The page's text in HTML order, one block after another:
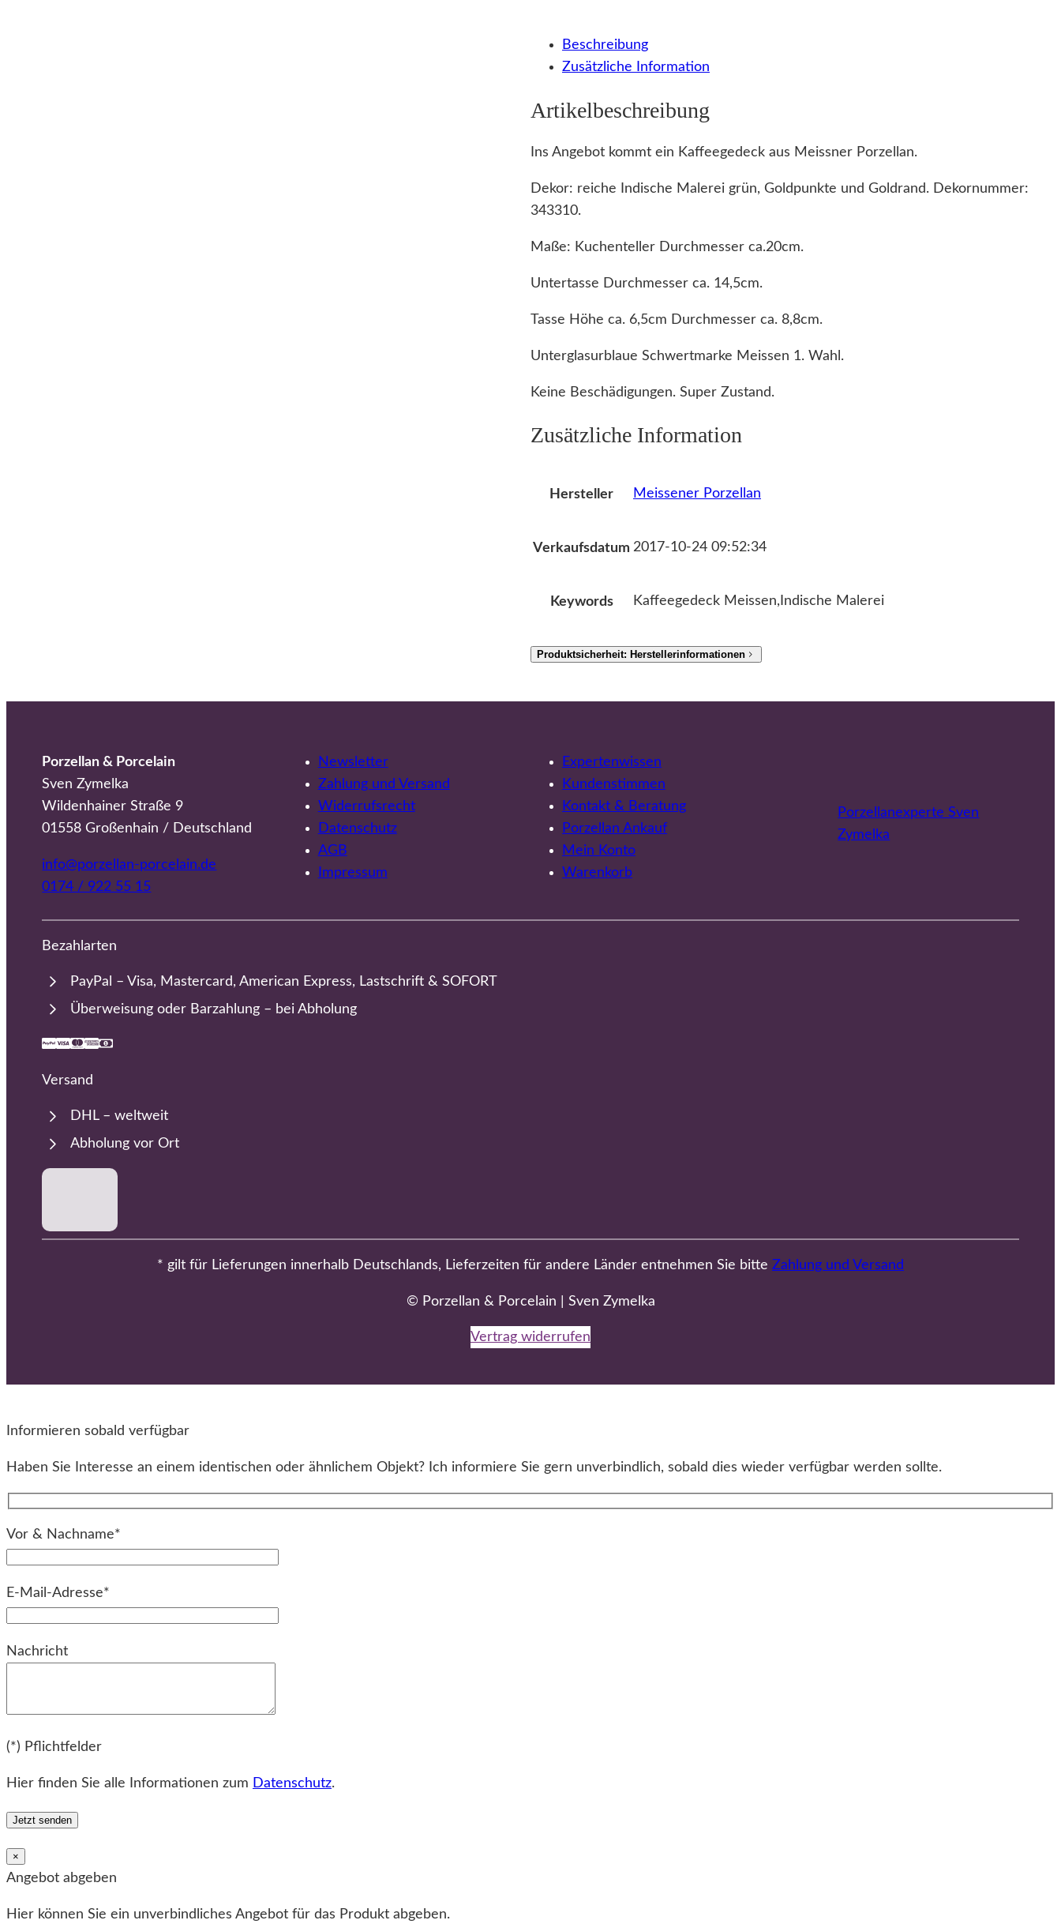
Beschreibung
Zusätzliche Information
Artikelbeschreibung
Ins Angebot kommt ein Kaffeegedeck aus Meissner Porzellan.
Dekor: reiche Indische Malerei grün, Goldpunkte und Goldrand. Dekornummer:
343310.
Maße: Kuchenteller Durchmesser ca.20cm.
Untertasse Durchmesser ca. 14,5cm.
Tasse Höhe ca. 6,5cm Durchmesser ca. 8,8cm.
Unterglasurblaue Schwertmarke Meissen 1. Wahl.
Keine Beschädigungen. Super Zustand.
Zusätzliche Information
Hersteller Meissener Porzellan
Verkaufsdatum 2017-10-24 09:52:34
Keywords Kaffeegedeck Meissen,Indische Malerei
Produktsicherheit: Herstellerinformationen
Porzellan & Porcelain
Sven Zymelka
Wildenhainer Straße 9
01558 Großenhain / Deutschland
info@porzellan-porcelain.de
0174 / 922 55 15
Newsletter
Zahlung und Versand
Widerrufsrecht
Datenschutz
AGB
Impressum
Expertenwissen
Kundenstimmen
Kontakt & Beratung
Porzellan Ankauf
Mein Konto
Warenkorb
Porzellanexperte Sven
Zymelka
Bezahlarten
PayPal – Visa, Mastercard, American Express, Lastschrift & SOFORT
Überweisung oder Barzahlung – bei Abholung
Versand
DHL – weltweit
Abholung vor Ort
* gilt für Lieferungen innerhalb Deutschlands, Lieferzeiten für andere Länder entnehmen Sie bitte Zahlung und Versand
© Porzellan & Porcelain | Sven Zymelka
Vertrag widerrufen
Informieren sobald verfügbar
Haben Sie Interesse an einem identischen oder ähnlichem Objekt? Ich informiere Sie gern unverbindlich, sobald dies wieder verfügbar werden sollte.
Vor & Nachname*
E-Mail-Adresse*
Nachricht
(*) Pflichtfelder
Hier finden Sie alle Informationen zum Datenschutz.
×
Angebot abgeben
Hier können Sie ein unverbindliches Angebot für das Produkt abgeben.